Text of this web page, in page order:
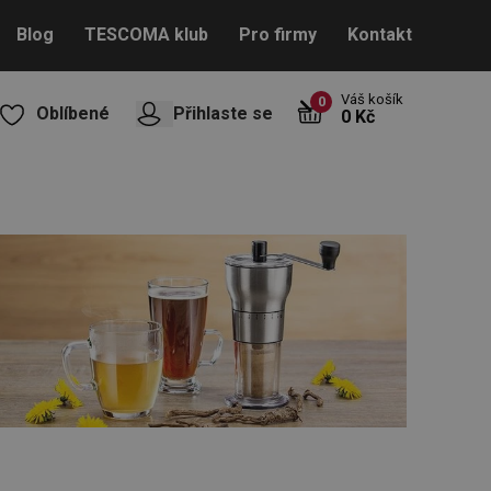
Blog TESCOMA klub Pro firmy Kontakt
Oblíbené Přihlaste se
0 Váš košík
0 Kč